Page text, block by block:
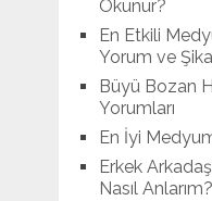
Okunur?
En Etkili
Yorum ve
Büyü Bozan
Yorumları
En İyi
Erkek
Nasıl Anlarım?